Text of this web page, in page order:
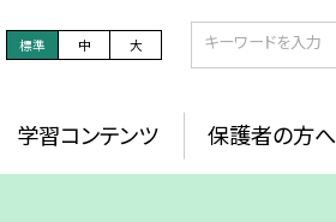
標準 中 大
学習コンテンツ 保護者の方へ